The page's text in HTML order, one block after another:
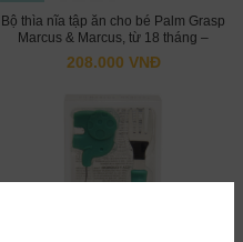
Bộ thìa nĩa tập ăn cho bé Palm Grasp
Marcus & Marcus, từ 18 tháng –
Lucas
208.000 VNĐ